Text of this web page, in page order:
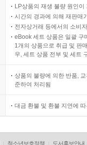
LP상품의 재생 불량 원인
시간의 경과에 의해 재판매
전자상거래 등에서의 소비
eBook 세트 상품은 일괄 구
1개의 상품으로 취급 및 판
우, 세트 상품 전부 및 세트
상품의 불량에 의한 반품,
준하여 처리됨
대금 환불 및 환불 지연에
청소년보호정책 도서홍보안내